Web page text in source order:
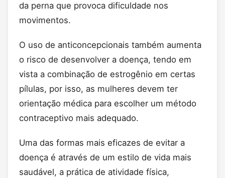
da perna que provoca dificuldade nos
movimentos.
O uso de anticoncepcionais também aumenta
o risco de desenvolver a doença, tendo em
vista a combinação de estrogênio em certas
pílulas, por isso, as mulheres devem ter
orientação médica para escolher um método
contraceptivo mais adequado.
Uma das formas mais eficazes de evitar a
doença é através de um estilo de vida mais
saudável, a prática de atividade física,